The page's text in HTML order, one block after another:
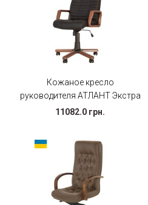
Кожаное кресло
руководителя АТЛАНТ Экстра
11082.0 грн.